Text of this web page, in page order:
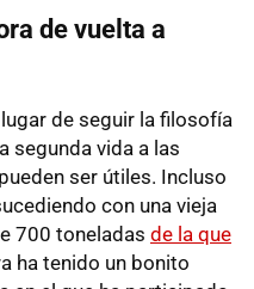
de vuelta a
de seguir la filosofía
segunda vida a las
ser útiles. Incluso
con una vieja
700 toneladas de la que
ha tenido un bonito